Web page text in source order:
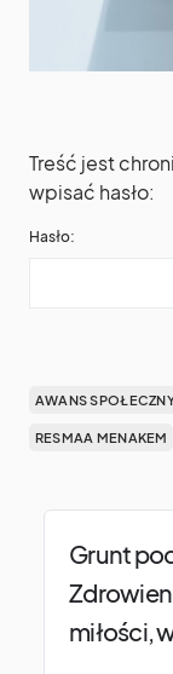
Treść jest
wpisać hasło:
Hasło:
AWANS
RESMAA MENAKEM
Grunt
miłości,